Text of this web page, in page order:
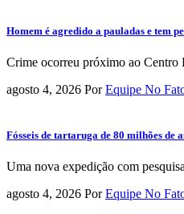
Homem é agredido a pauladas e tem
Crime ocorreu próximo ao Centro
agosto 4, 2026 Por Equipe No
Fósseis de tartaruga de 80 milhões de
Uma nova expedição com
agosto 4, 2026 Por Equipe No